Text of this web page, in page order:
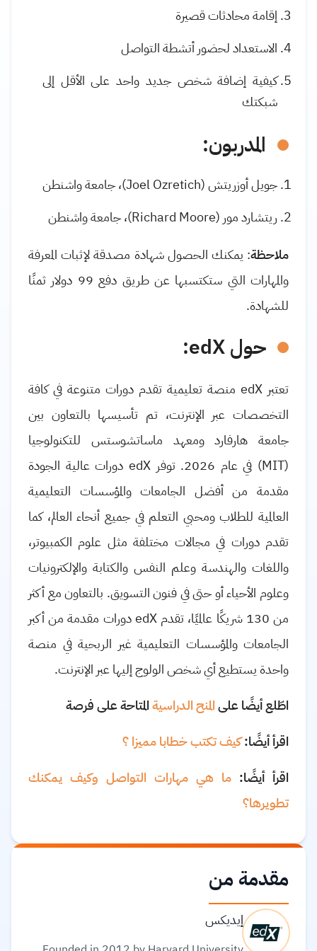
إقامة محادثات قصيرة
الاستعداد لحضور أتشطة التواصل
كيفية إضافة شخص جديد واحد على الأقل إلى
شبكتك
المدربون:
جويل أوزريتش (Joel Ozretich)، جامعة واشنطن
ريتشارد مور (Richard Moore)، جامعة واشنطن
ملاحظة: يمكنك الحصول شهادة مصدقة لإثبات المعرفة
والمهارات التي ستكتسبها عن طريق دفع 99 دولار ثمنًا
للشهادة.
حول edX:
تعتبر edX منصة تعليمية تقدم دورات متنوعة في كافة
التخصصات عبر الإنترنت، تم تأسيسها بالتعاون بين
جامعة هارفارد ومعهد ماساتشوستس للتكنولوجيا
(MIT) في عام 2026. توفر edX دورات عالية الجودة
مقدمة من أفضل الجامعات والمؤسسات التعليمية
العالمية للطلاب ومحبي التعلم في جميع أنحاء العالم، كما
تقدم دورات في مجالات مختلفة مثل علوم الكمبيوتر،
واللغات والهندسة وعلم النفس والكتابة والإلكترونيات
وعلوم الأحياء أو حتى في فنون التسويق. بالتعاون مع أكثر
من 130 شريكًا عالميًا، تقدم edX دورات مقدمة من أكبر
الجامعات والمؤسسات التعليمية غير الربحية في منصة
واحدة يستطيع أي شخص الولوج إليها عبر الإنترنت.
اطّلع أيضًا علىالمنح الدراسيةالمتاحة على فرصة
اقرأ أيضًا:كيف تكتب خطابا مميزا ؟
اقرأ أيضًا: ما هي مهارات التواصل وكيف يمكنك
تطويرها؟
مقدمة من
إيديكس